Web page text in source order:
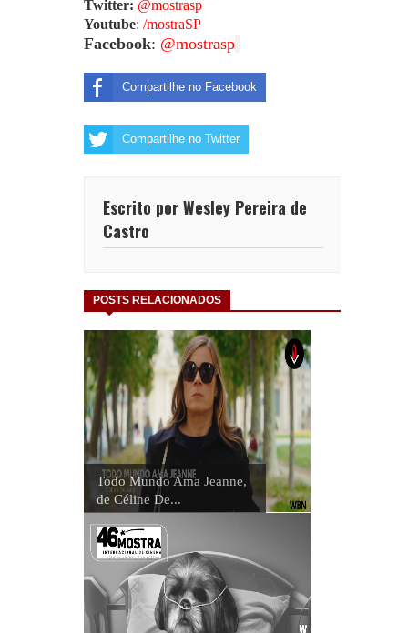
Twitter: @mostrasp
Youtube: /mostraSP
Facebook: @mostrasp
Compartilhe no Facebook
Compartilhe no Twitter
Escrito por Wesley Pereira de
Castro
POSTS RELACIONADOS
Todo Mundo Ama Jeanne,
de Céline De...